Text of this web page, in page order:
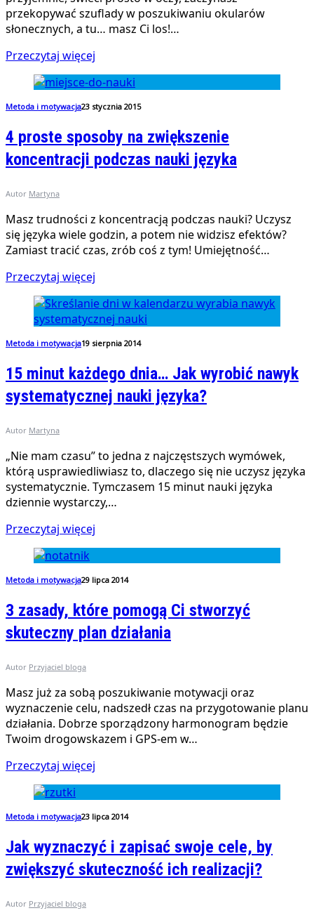
przekopywać szuflady w poszukiwaniu okularów
słonecznych, a tu… masz Ci los!…
Przeczytaj więcej
Metoda i motywacja23 stycznia 2015
4 proste sposoby na zwiększenie
koncentracji podczas nauki języka
Autor Martyna
Masz trudności z koncentracją podczas nauki? Uczysz
się języka wiele godzin, a potem nie widzisz efektów?
Zamiast tracić czas, zrób coś z tym! Umiejętność…
Przeczytaj więcej
Metoda i motywacja19 sierpnia 2014
15 minut każdego dnia… Jak wyrobić nawyk
systematycznej nauki języka?
Autor Martyna
„Nie mam czasu” to jedna z najczęstszych wymówek,
którą usprawiedliwiasz to, dlaczego się nie uczysz języka
systematycznie. Tymczasem 15 minut nauki języka
dziennie wystarczy,…
Przeczytaj więcej
Metoda i motywacja29 lipca 2014
3 zasady, które pomogą Ci stworzyć
skuteczny plan działania
Autor Przyjaciel bloga
Masz już za sobą poszukiwanie motywacji oraz
wyznaczenie celu, nadszedł czas na przygotowanie planu
działania. Dobrze sporządzony harmonogram będzie
Twoim drogowskazem i GPS-em w…
Przeczytaj więcej
Metoda i motywacja23 lipca 2014
Jak wyznaczyć i zapisać swoje cele, by
zwiększyć skuteczność ich realizacji?
Autor Przyjaciel bloga